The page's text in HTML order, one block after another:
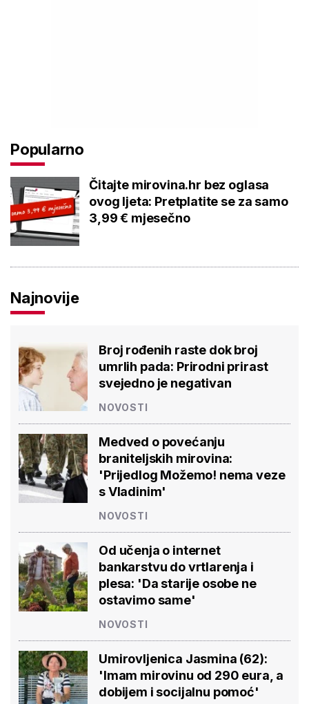
Popularno
Čitajte mirovina.hr bez oglasa
ovog ljeta: Pretplatite se za samo
3,99 € mjesečno
Najnovije
Broj rođenih raste dok broj
umrlih pada: Prirodni prirast
svejedno je negativan
NOVOSTI
Medved o povećanju
braniteljskih mirovina:
'Prijedlog Možemo! nema veze
s Vladinim'
NOVOSTI
Od učenja o internet
bankarstvu do vrtlarenja i
plesa: 'Da starije osobe ne
ostavimo same'
NOVOSTI
Umirovljenica Jasmina (62):
'Imam mirovinu od 290 eura, a
dobijem i socijalnu pomoć'